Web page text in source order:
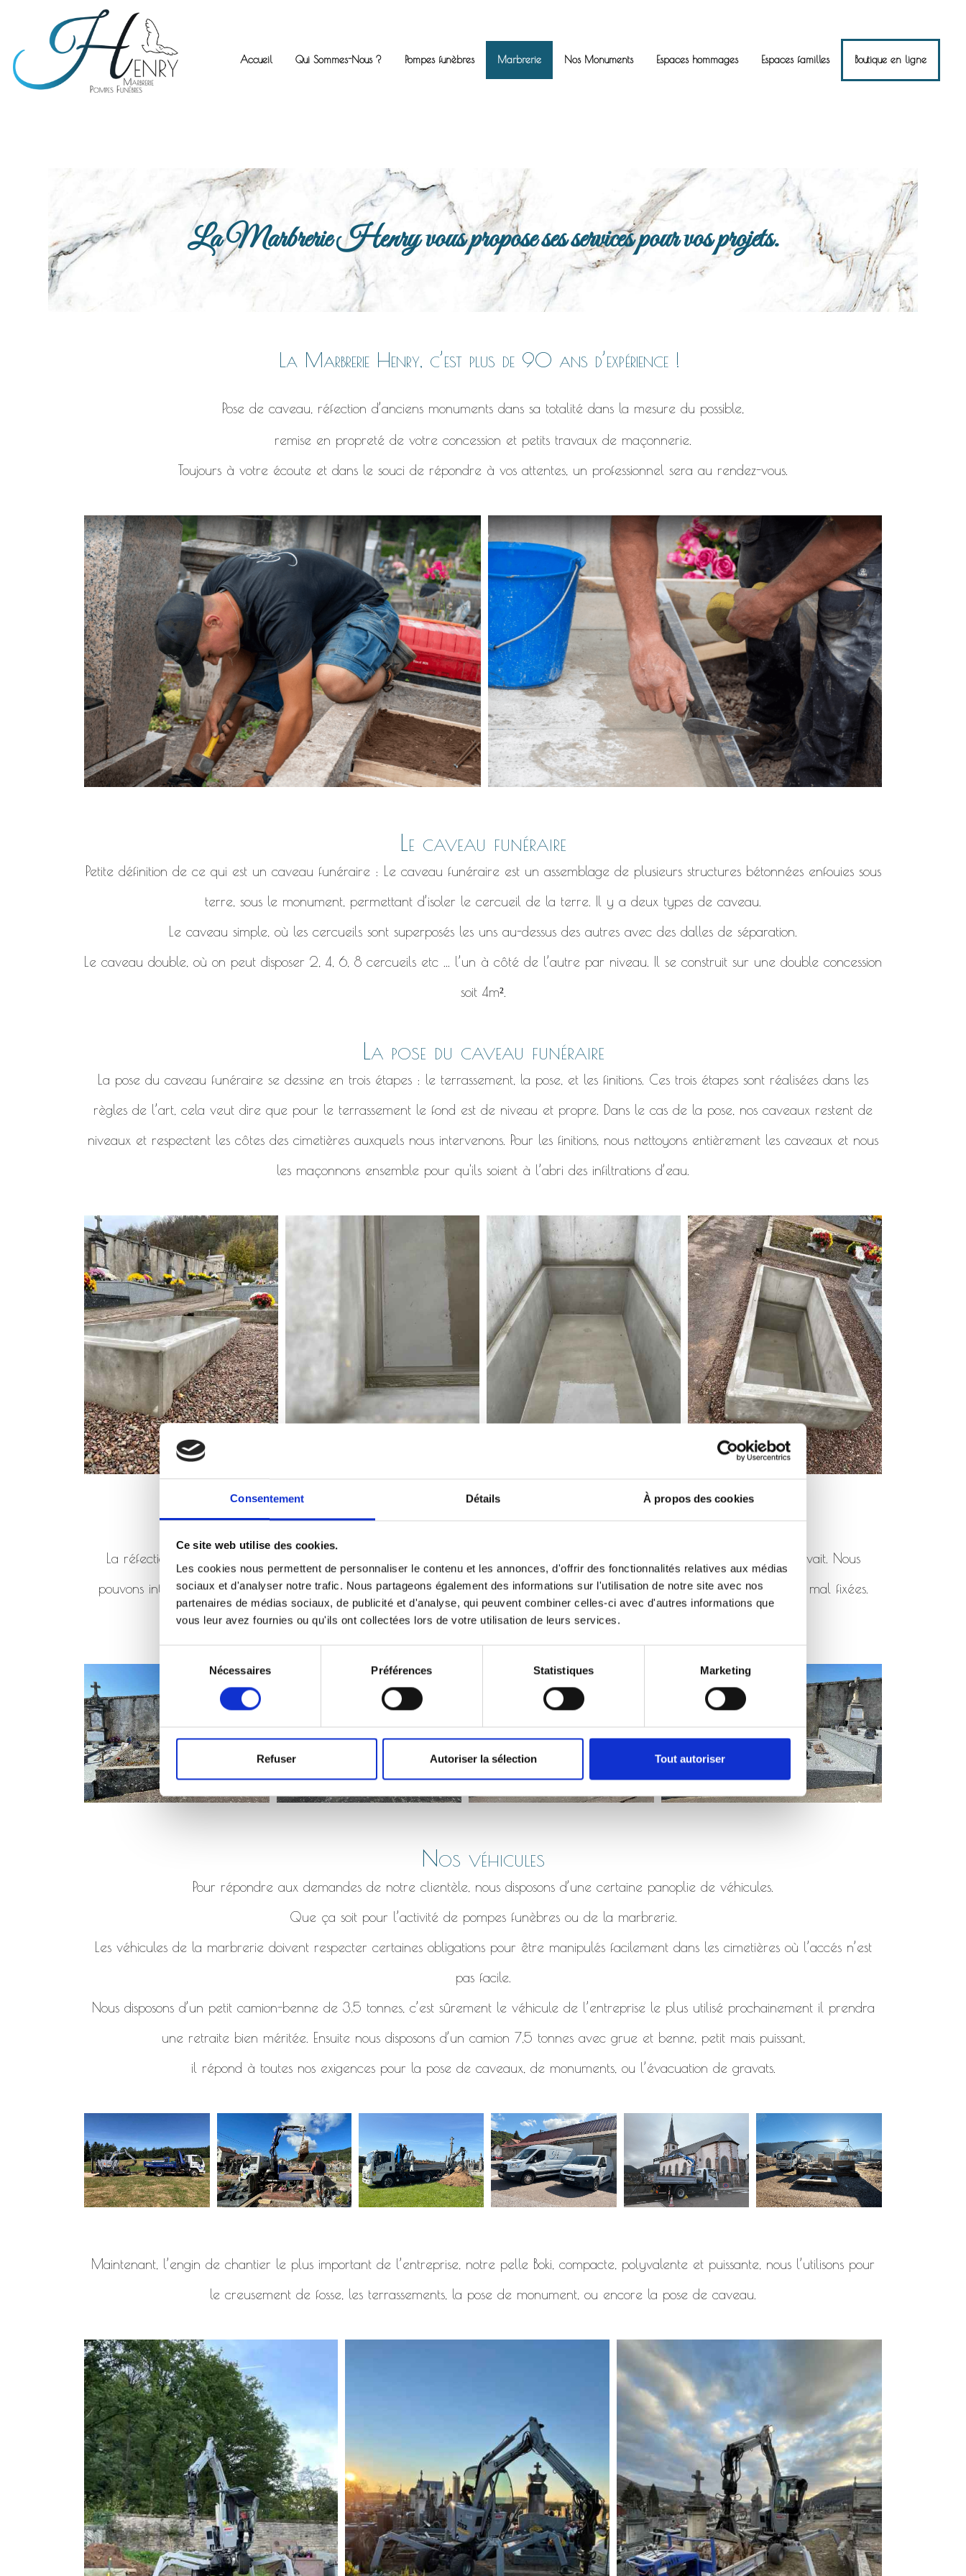
Consentement Détails À propos des cookies
Ce site web utilise des cookies.
Les cookies nous permettent de personnaliser le contenu et les annonces, d'offrir des fonctionnalités relatives aux médias
sociaux et d'analyser notre trafic. Nous partageons également des informations sur l'utilisation de notre site avec nos
partenaires de médias sociaux, de publicité et d'analyse, qui peuvent combiner celles-ci avec d'autres informations que
vous leur avez fournies ou qu'ils ont collectées lors de votre utilisation de leurs services.
consentement
Nécessaires Préférences Statistiques Marketing
Refuser Autoriser la sélection Tout autoriser
Accueil Qui Sommes-Nous ? Pompes funèbres Marbrerie Nos Monuments Espaces hommages Espaces familles Boutique en ligne
La Marbrerie Henry vous propose ses services pour vos projets.
La Marbrerie Henry, c’est plus de 90 ans d’expérience !
Pose de caveau, réfection d’anciens monuments dans sa totalité dans la mesure du possible,
remise en propreté de votre concession et petits travaux de maçonnerie.
Toujours à votre écoute et dans le souci de répondre à vos attentes, un professionnel sera au rendez-vous.
Le caveau funéraire
Petite définition de ce qui est un caveau funéraire : Le caveau funéraire est un assemblage de plusieurs structures bétonnées enfouies sous
terre, sous le monument, permettant d’isoler le cercueil de la terre. Il y a deux types de caveau.
Le caveau simple, où les cercueils sont superposés les uns au-dessus des autres avec des dalles de séparation.
Le caveau double, où on peut disposer 2, 4, 6, 8 cercueils etc ... l’un à côté de l’autre par niveau. Il se construit sur une double concession
soit 4m².
La pose du caveau funéraire
La pose du caveau funéraire se dessine en trois étapes : le terrassement, la pose, et les finitions. Ces trois étapes sont réalisées dans les
règles de l’art, cela veut dire que pour le terrassement le fond est de niveau et propre. Dans le cas de la pose, nos caveaux restent de
niveaux et respectent les côtes des cimetières auxquels nous intervenons. Pour les finitions, nous nettoyons entièrement les caveaux et nous
les maçonnons ensemble pour qu'ils soient à l’abri des infiltrations d’eau.
Réfection de monuments
La réfection de monument consiste à remettre au goût du jour un monument qui parfois n’a pas été posé comme il se devait. Nous
pouvons intervenir en réfection de monument pour un très grand nombre de demandes. Plaques de rhabillages cassées ou mal fixées.
Monument qui s’affaisse, bordure en béton fissuré etc.
Nos véhicules
Pour répondre aux demandes de notre clientèle, nous disposons d’une certaine panoplie de véhicules.
Que ça soit pour l’activité de pompes funèbres ou de la marbrerie.
Les véhicules de la marbrerie doivent respecter certaines obligations pour être manipulés facilement dans les cimetières où l’accés n’est
pas facile.
Nous disposons d’un petit camion-benne de 3,5 tonnes, c’est sûrement le véhicule de l’entreprise le plus utilisé prochainement il prendra
une retraite bien méritée. Ensuite nous disposons d’un camion 7,5 tonnes avec grue et benne, petit mais puissant,
il répond à toutes nos exigences pour la pose de caveaux, de monuments, ou l’évacuation de gravats.
Maintenant, l’engin de chantier le plus important de l’entreprise, notre pelle Boki, compacte, polyvalente et puissante, nous l’utilisons pour
le creusement de fosse, les terrassements, la pose de monument, ou encore la pose de caveau.